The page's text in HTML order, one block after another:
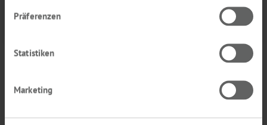
Präferenzen
Statistiken
Marketing
* Suitable for CE HS500 / HS800, CTC 500 and Fisons HS500 /
HS800
10